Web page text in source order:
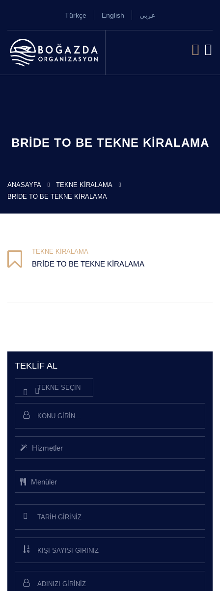
Türkçe English عربى
BRIDE TO BE TEKNE KIRALAMA
ANASAYFA
TEKNE KIRALAMA
BRIDE TO BE TEKNE KIRALAMA
TEKNE KIRALAMA
BRIDE TO BE TEKNE KIRALAMA
TEKLIF AL
TEKNE SEÇIN
Hizmetler
Menüler